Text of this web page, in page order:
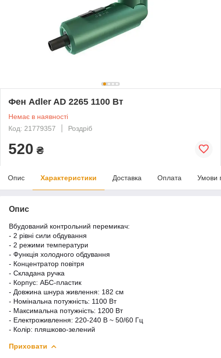
Фен Adler AD 2265 1100 Вт
Немає в наявності
Код: 21779357
Роздріб
520 ₴
Опис Характеристики Доставка Оплата Умови
Опис
Вбудований контрольний перемикач:
- 2 рівні сили обдування
- 2 режими температури
- Функція холодного обдування
- Концентратор повітря
- Складана ручка
- Корпус: АБС-пластик
- Довжина шнура живлення: 182 см
- Номінальна потужність: 1100 Вт
- Максимальна потужність: 1200 Вт
- Електроживлення: 220-240 В ~ 50/60 Гц
- Колір: пляшково-зелений
Приховати